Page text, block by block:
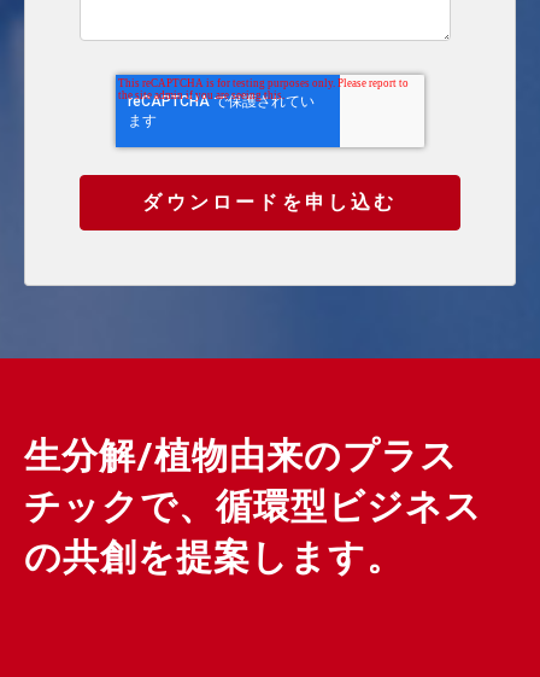
生分解/植物由来のプラス
チックで、循環型ビジネス
の共創を提案します。